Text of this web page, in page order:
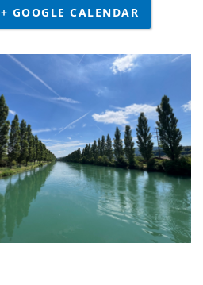
+ GOOGLE CALENDAR